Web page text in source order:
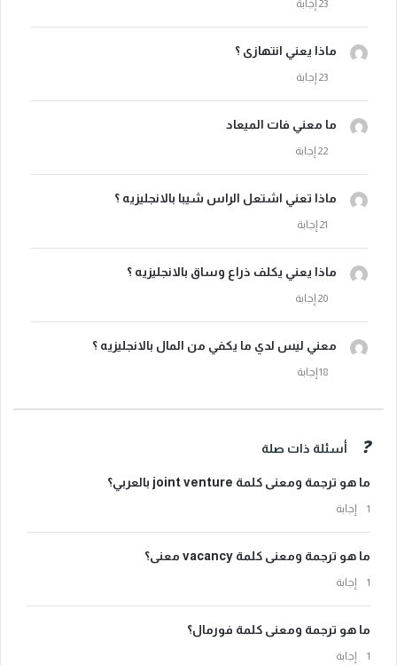
ماذا يعني انتهازى ؟
ما معني فات الميعاد
ماذا تعني اشتعل الراس شيبا بالانجليزيه ؟
ماذا يعني يكلف ذراع وساق بالانجليزيه ؟
معني ليس لدي ما يكفي من المال بالانجليزيه ؟
أسئلة ذات صلة
ما هو ترجمة ومعنى كلمة joint venture بالعربي؟
‫1 إجابة
ما هو ترجمة ومعنى كلمة vacancy معنى؟
‫1 إجابة
ما هو ترجمة ومعنى كلمة فورمال؟
‫1 إجابة